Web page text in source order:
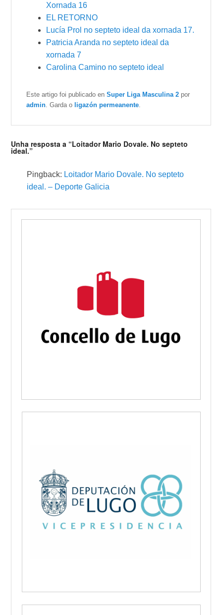
Xornada 16
EL RETORNO
Lucía Prol no septeto ideal da xornada 17.
Patricia Aranda no septeto ideal da
xornada 7
Carolina Camino no septeto ideal
Este artigo foi publicado enSuper Liga Masculina 2 por
admin . Garda o ligazón permeanente
Unha resposta a “Loitador Mario Dovale. No septeto
ideal.”
Pingback: Loitador Mario Dovale. No septeto
ideal. – Deporte Galicia